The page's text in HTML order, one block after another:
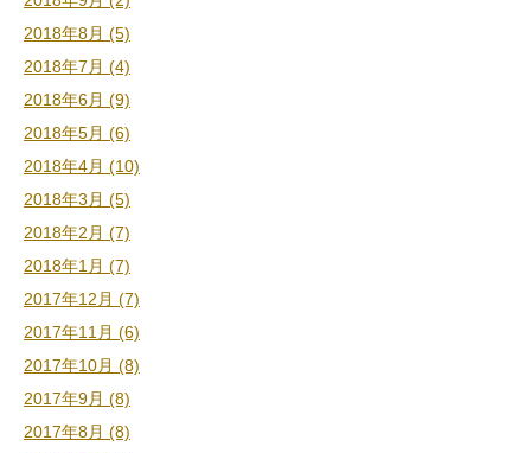
2018年8月 (5)
2018年7月 (4)
2018年6月 (9)
2018年5月 (6)
2018年4月 (10)
2018年3月 (5)
2018年2月 (7)
2018年1月 (7)
2017年12月 (7)
2017年11月 (6)
2017年10月 (8)
2017年9月 (8)
2017年8月 (8)